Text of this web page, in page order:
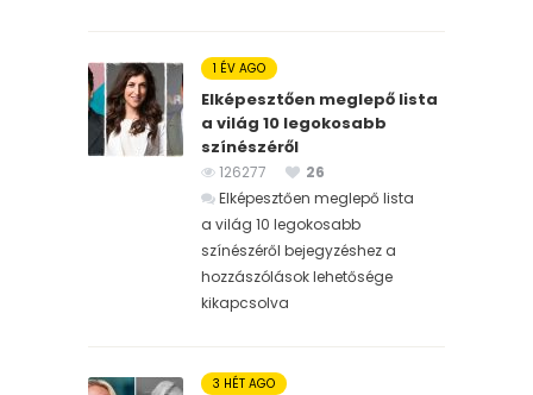
1 ÉV AGO
Elképesztően meglepő lista
a világ 10 legokosabb
színészéről
126277
26
Elképesztően meglepő lista
a világ 10 legokosabb
színészéről bejegyzéshez a
hozzászólások lehetősége
kikapcsolva
3 HÉT AGO